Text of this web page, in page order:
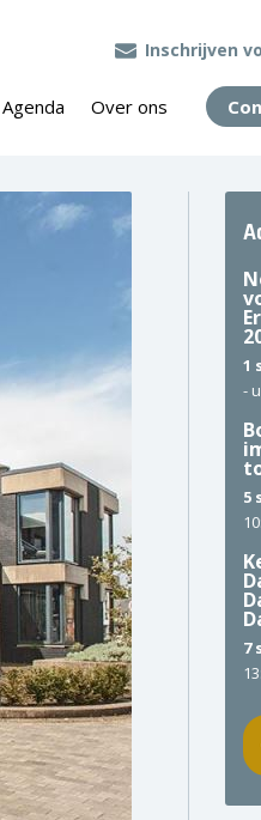
Inschrijven
Agenda Over ons
1
-
5
7